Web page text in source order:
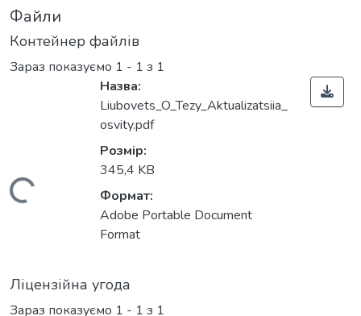
Файли
Контейнер файлів
Зараз показуємо 1 - 1 з 1
Вантажиться...
Назва:
Liubovets_O_Tezy_Aktualizatsiia_
osvity.pdf
Розмір:
345,4 KB
Формат:
Adobe Portable Document
Format
Ліцензійна угода
Зараз показуємо 1 - 1 з 1